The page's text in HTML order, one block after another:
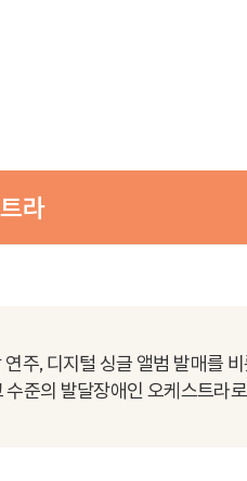
라
주, 디지털 싱글 앨범 발매를
수준의 발달장애인 오케스트라